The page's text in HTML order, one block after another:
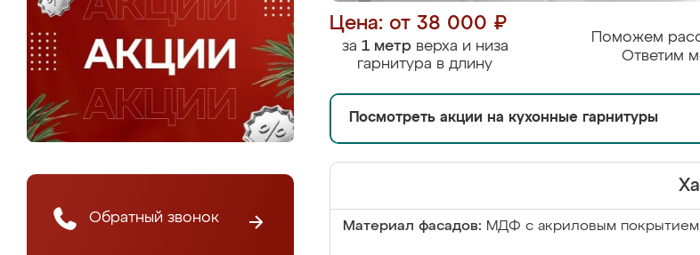
Обратный звонок
Цена: от 38 000 ₽
за 1 метрверха и низа
гарнитура в длину
Поможем
Ответим
Посмотреть акции на кухонные гарнитуры
Материал фасадов: МДФ с акриловым покрытием